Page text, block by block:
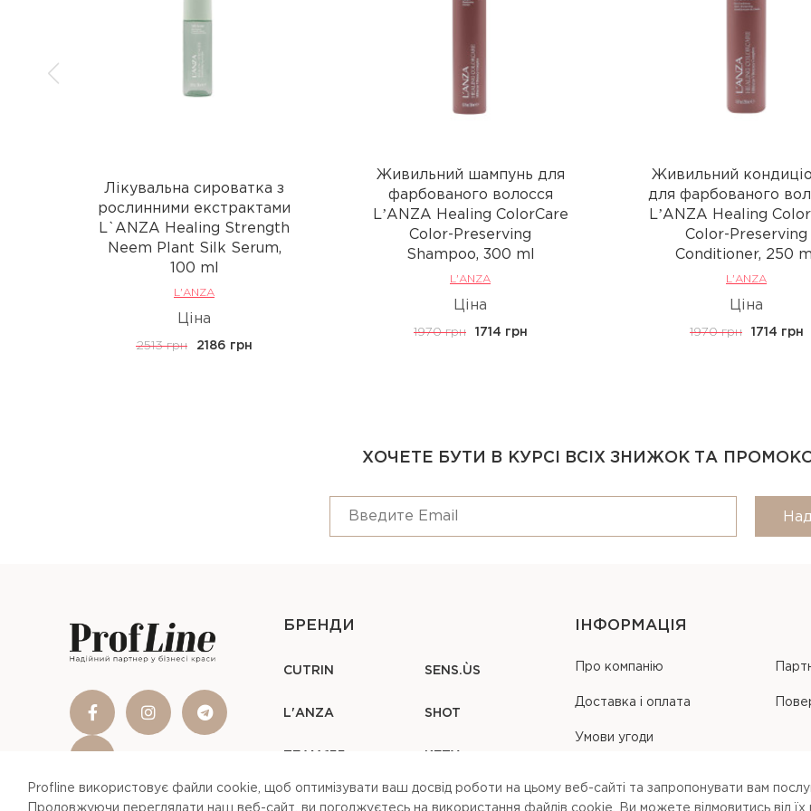
Лікувальна сироватка з
рослинними екстрактами
L`ANZA Healing Strength
Neem Plant Silk Serum,
100 ml
L'ANZA
Ціна
2513 грн 2186 грн
Живильний шампунь для
фарбованого волосся
LʼANZA Healing ColorCare
Color-Preserving
Shampoo, 300 ml
L'ANZA
Ціна
1970 грн 1714 грн
Живильний
для фарбованого
LʼANZA Healing
Color-Preserving
Conditioner, 250 ml
L'ANZA
Ціна
1970 грн 1714 грн
ХОЧЕТЕ БУТИ В КУРСІ ВСІХ ЗНИЖОК ТА
БРЕНДИ
CUTRIN SENS.ÙS
L'ANZA SHOT
ІНФОРМАЦІЯ
Про компанію
Доставка і оплата
Умови угоди
Profline використовує файли cookie, щоб оптимізувати ваш досвід роботи на цьому веб-сайті та запропонувати вам
Продовжуючи переглядати наш веб-сайт, ви погоджуєтесь на використання файлів cookie. Ви можете вiдмовитись вiд їх